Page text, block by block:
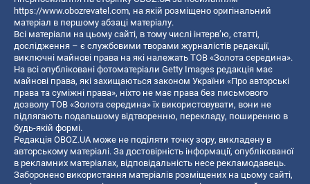
https://www.obozrevatel.com, на якій розміщено оригінальний
матеріал в першому абзаці матеріалу.
Всі матеріали на цьому сайті, в тому числі інтерв’ю, статті,
дослідження – є службовими творами журналістів редакції,
виключні майнові права на які належать ТОВ «Золота середина».
На всі опубліковані фотоматеріали Getty Images редакція має
майнові права, які захищаються законом України «Про авторські
права та суміжні права», ніхто не має права без письмового
дозволу ТОВ «Золота середина» їх використовувати, вони не
підлягають подальшому відтворенню, перекладу, поширенню в
будь-якій формі.
Редакція OBOZ.UA може не поділяти точку зору, викладену в
авторському матеріалі. За достовірність інформації, опублікованої
в рекламних матеріалах, відповідальність несе рекламодавець.
Заборонено використання матеріалів розміщених на цьому сайті,